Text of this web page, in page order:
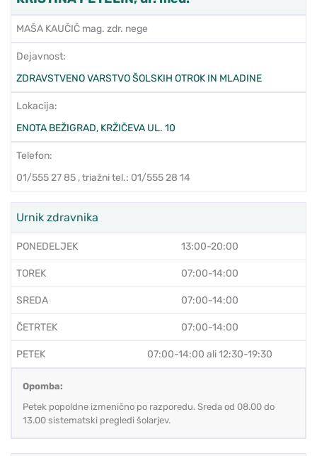
MAŠA KAUČIČ mag. zdr. nege
Dejavnost:
ZDRAVSTVENO VARSTVO ŠOLSKIH OTROK IN MLADINE
Lokacija:
ENOTA BEŽIGRAD, KRŽIČEVA UL. 10
Telefon:
01/555 27 85 , triažni tel.: 01/555 28 14
Urnik zdravnika
PONEDELJEK 13:00-20:00
TOREK 07:00-14:00
SREDA 07:00-14:00
ČETRTEK 07:00-14:00
PETEK 07:00-14:00 ali 12:30-19:30
Opomba:
Petek popoldne izmenično po razporedu. Sreda od 08.00 do
13.00 sistematski pregledi šolarjev.